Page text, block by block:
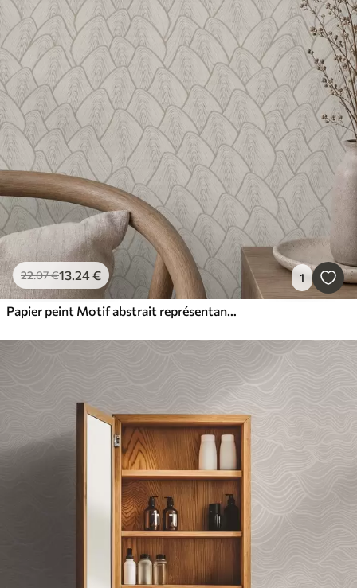
22.07€13.24€ 1
Papier peint Motif abstrait représentant des collines dans des tons naturels